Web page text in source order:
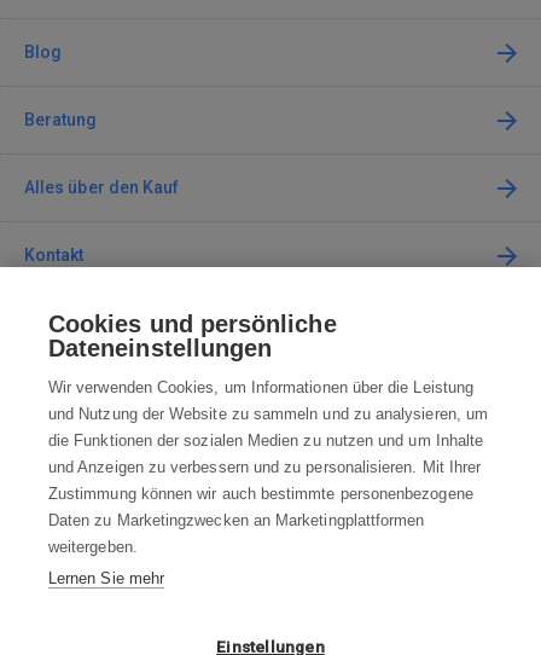
Blog
Beratung
Alles über den Kauf
Kontakt
Kontaktieren Sie uns
info@robotworld.at
+49 25 197 159 962 Mo-Fr 8:00—16:00 Uhr
ALLE KONTAKTE
WIDERRUFSBELEHRUNG
DATENSCHUTZERKLÄRUNG
Cookies und persönliche
Dateneinstellungen
Wir verwenden Cookies, um Informationen über die Leistung
und Nutzung der Website zu sammeln und zu analysieren, um
die Funktionen der sozialen Medien zu nutzen und um Inhalte
und Anzeigen zu verbessern und zu personalisieren. Mit Ihrer
Zustimmung können wir auch bestimmte personenbezogene
Daten zu Marketingzwecken an Marketingplattformen
weitergeben.
Lernen Sie mehr
Einstellungen